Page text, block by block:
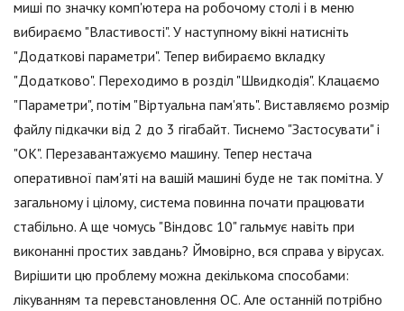
миші по значку комп'ютера на робочому столі і в меню
вибираємо "Властивості". У наступному вікні натисніть
"Додаткові параметри". Тепер вибираємо вкладку
"Додатково". Переходимо в розділ "Швидкодія". Клацаємо
"Параметри", потім "Віртуальна пам'ять". Виставляємо розмір
файлу підкачки від 2 до 3 гігабайт. Тиснемо "Застосувати" і
"ОК". Перезавантажуємо машину. Тепер нестача
оперативної пам'яті на вашій машині буде не так помітна. У
загальному і цілому, система повинна почати працювати
стабільно. А ще чомусь "Віндовс 10" гальмує навіть при
виконанні простих завдань? Ймовірно, вся справа у вірусах.
Вирішити цю проблему можна декількома способами:
лікуванням та перевстановлення ОС. Але останній потрібно